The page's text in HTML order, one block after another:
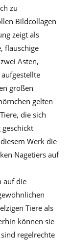
zu
Bildcollagen
zeigt als
flauschige
Ästen,
großen
gelten
die sich
Werk die
Nagetiers auf
auf die
Tiere als
können sie
regelrechte